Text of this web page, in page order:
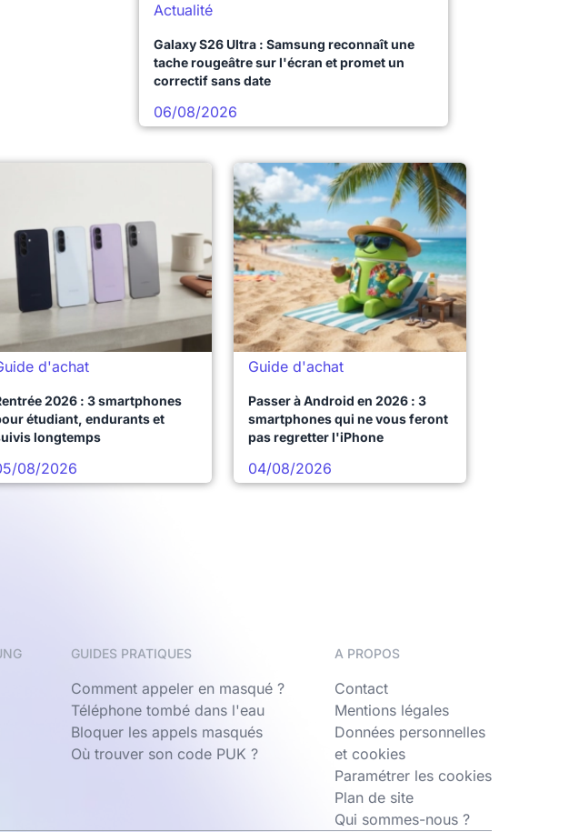
Actualité
Galaxy S26 Ultra : Samsung reconnaît une
tache rougeâtre sur l'écran et promet un
correctif sans date
06/08/2026
d'achat
2026 : 3 smartphones
étudiant, endurants et
longtemps
08/2026
Guide d'achat
Passer à Android en 2026 : 3
smartphones qui ne vous feront
pas regretter l'iPhone
04/08/2026
GUIDES PRATIQUES
Comment appeler en masqué ?
Téléphone tombé dans l'eau
Bloquer les appels masqués
Où trouver son code PUK ?
A PROPOS
Contact
Mentions légales
Données personnelles
et cookies
Paramétrer les cookies
Plan de site
Qui sommes-nous ?